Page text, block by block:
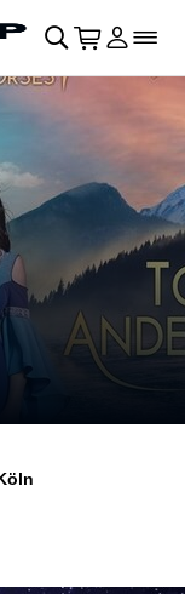
􀊫 􀍩 Login
􀉩􀌇